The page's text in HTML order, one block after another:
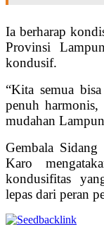
Ia berharap
Provinsi
kondusif.
“Kita semua
penuh
mudahan
Gembala
Karo
kondusifitas
lepas dari peran